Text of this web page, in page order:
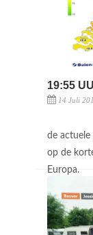
19:55
14 Juli
de
op de
Europa.